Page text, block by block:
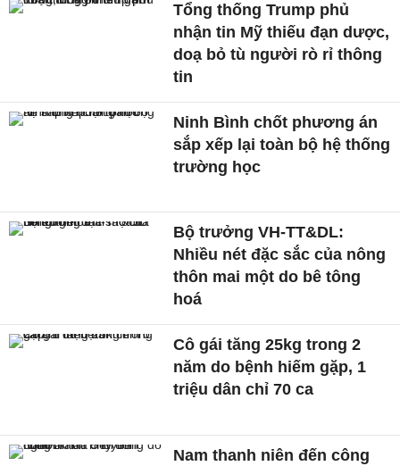
Tổng thống Trump phủ
nhận tin Mỹ thiếu đạn dược,
doạ bỏ tù người rò rỉ thông
tin
Ninh Bình chốt phương án
sắp xếp lại toàn bộ hệ thống
trường học
Bộ trưởng VH-TT&DL:
Nhiều nét đặc sắc của nông
thôn mai một do bê tông
hoá
Cô gái tăng 25kg trong 2
năm do bệnh hiếm gặp, 1
triệu dân chỉ 70 ca
Nam thanh niên đến công